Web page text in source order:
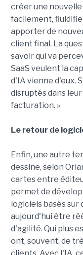
créer une
facilement,
apporter de
client final. La
savoir qui va
SaaS veulent la
d'IA vienne d'eux.
disruptés dans
facturation. »
Le retour de
Enfin, une autre
dessine, selon
cartes entre
permet de
logiciels basés
aujourd'hui être
d'agilité. Qui plus
ont, souvent, de